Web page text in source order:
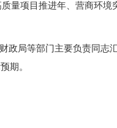
量项目推进年、营商环
政局等部门主要负责同志
期。